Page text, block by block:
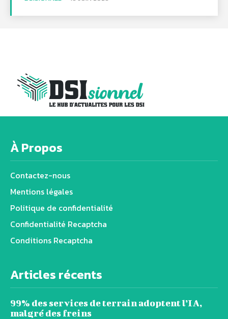
À Propos
Contactez-nous
Mentions légales
Politique de confidentialité
Confidentialité Recaptcha
Conditions Recaptcha
Articles récents
99% des services de terrain adoptent l’IA,
malgré des freins